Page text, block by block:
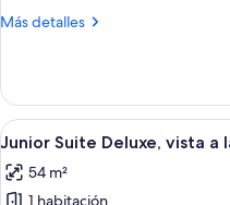
vista
alberca,
cama
King
Más detalles
Más
Suite
Deluxe-
vista
la
alberca,
Ver
todas
las
8
Junior Suite Deluxe, vista a
54 m²
1 habitación